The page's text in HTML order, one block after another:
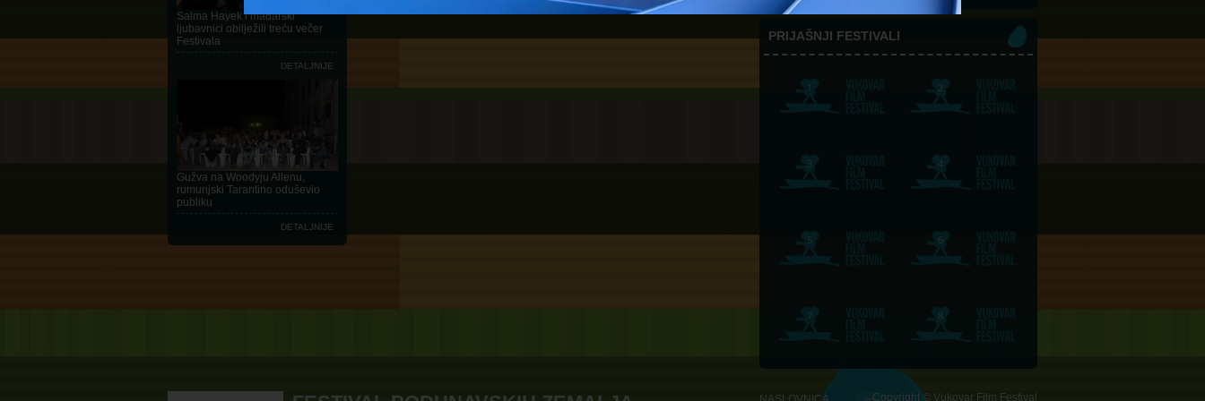
Salma Hayek i mađarski
ljubavnici obilježili treću večer
Festivala
DETALJNIJE
Gužva na Woodyju Allenu,
rumunjski Tarantino oduševio
publiku
DETALJNIJE
PRIJAŠNJI FESTIVALI
Copyright © Vukovar Film Festival